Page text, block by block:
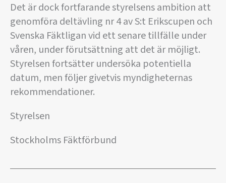
Det är dock fortfarande styrelsens ambition att
genomföra deltävling nr 4 av S:t Erikscupen och
Svenska Fäktligan vid ett senare tillfälle under
våren, under förutsättning att det är möjligt.
Styrelsen fortsätter undersöka potentiella
datum, men följer givetvis myndigheternas
rekommendationer.
Styrelsen
Stockholms Fäktförbund